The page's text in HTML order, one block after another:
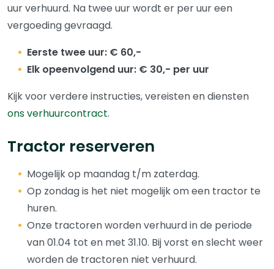
uur verhuurd. Na twee uur wordt er per uur een
vergoeding gevraagd.
Eerste twee uur: € 60,-
Elk opeenvolgend uur: € 30,- per uur
Kijk voor verdere instructies, vereisten en diensten
ons verhuurcontract.
Tractor reserveren
Mogelijk op maandag t/m zaterdag.
Op zondag is het niet mogelijk om een tractor te
huren.
Onze tractoren worden verhuurd in de periode
van 01.04 tot en met 31.10. Bij vorst en slecht weer
worden de tractoren niet verhuurd.